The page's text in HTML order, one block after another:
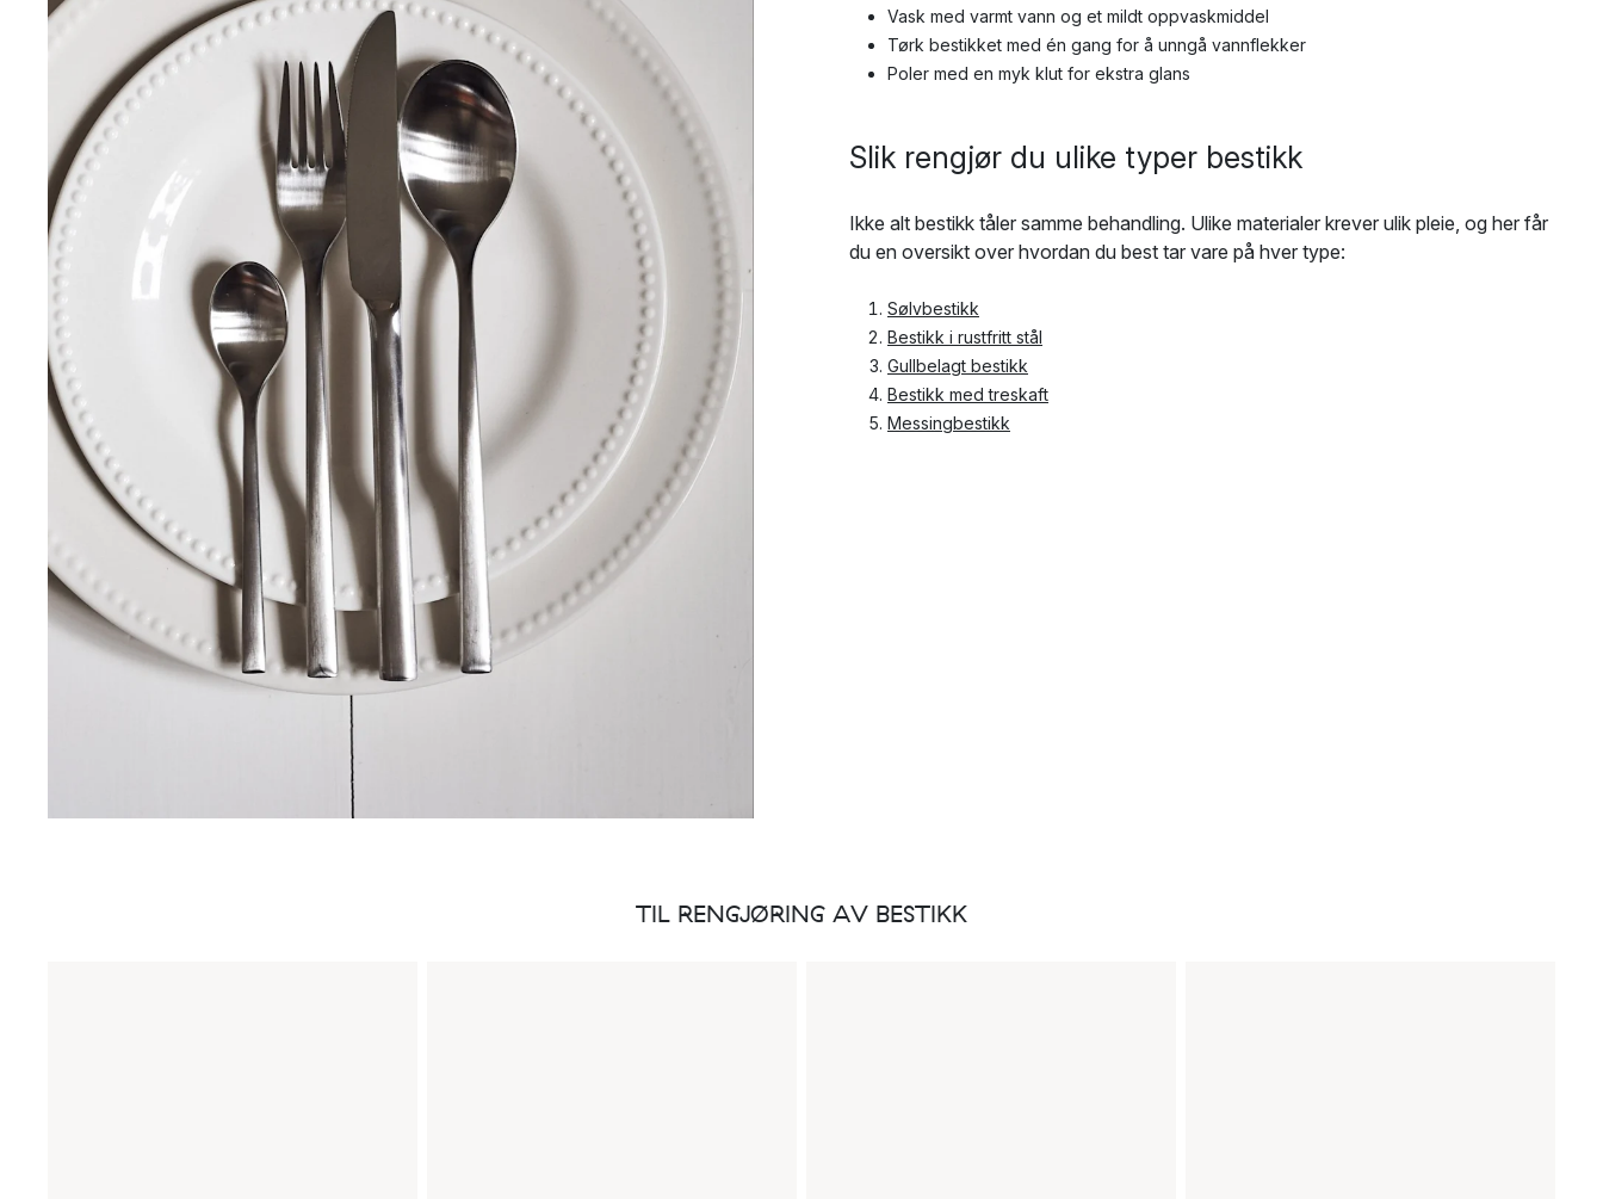
Vask med varmt vann og et mildt oppvaskmiddel
Tørk bestikket med én gang for å unngå vannflekker
Poler med en myk klut for ekstra glans
Slik rengjør du ulike typer bestikk
Ikke alt bestikk tåler samme behandling. Ulike materialer krever ulik pleie, og her får
du en oversikt over hvordan du best tar vare på hver type:
Sølvbestikk
Bestikk i rustfritt stål
Gullbelagt bestikk
Bestikk med treskaft
Messingbestikk
TIL RENGJØRING AV BESTIKK